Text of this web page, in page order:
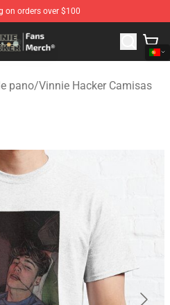
on orders over $100
Vinnie Hacker Merchandise
pano/Vinnie Hacker Camisas